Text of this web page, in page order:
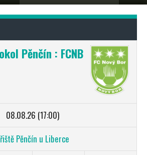
Pěnčín : FCNB
08.08.26 (17:00)
Pěnčín u Liberce